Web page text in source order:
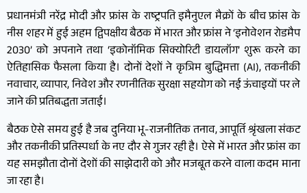
प्रधानमंत्री नरेंद्र मोदी और फ्रांस के राष्ट्रपति इमैनुएल मैक्रों के बीच फ्रांस के
नीस शहर में हुई अहम द्विपक्षीय बैठक में भारत और फ्रांस ने ‘इनोवेशन रोडमैप
2030’ को अपनाने तथा ‘इकोनॉमिक सिक्योरिटी डायलॉग’ शुरू करने का
ऐतिहासिक फैसला किया है। दोनों देशों ने कृत्रिम बुद्धिमत्ता (AI), तकनीकी
नवाचार, व्यापार, निवेश और रणनीतिक सुरक्षा सहयोग को नई ऊंचाइयों पर ले
जाने की प्रतिबद्धता जताई।
बैठक ऐसे समय हुई है जब दुनिया भू-राजनीतिक तनाव, आपूर्ति श्रृंखला संकट
और तकनीकी प्रतिस्पर्धा के नए दौर से गुजर रही है। ऐसे में भारत और फ्रांस का
यह समझौता दोनों देशों की साझेदारी को और मजबूत करने वाला कदम माना
जा रहा है।